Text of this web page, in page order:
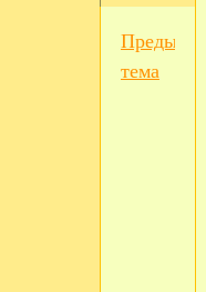
тема